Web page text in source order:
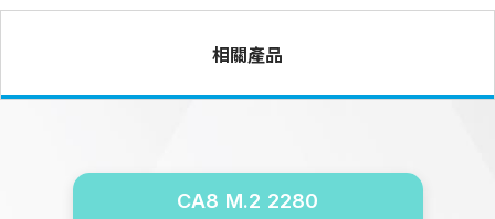
相關產品
CA8 M.2 2280